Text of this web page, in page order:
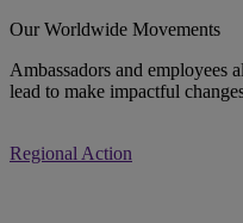
Our Worldwide Movements
Ambassadors and employees
lead to make impactful
Regional Action